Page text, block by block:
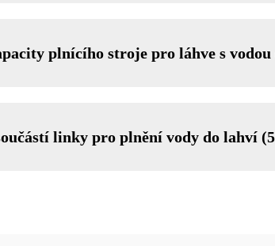
plnícího stroje pro láhve s
linky pro plnění vody do lahví